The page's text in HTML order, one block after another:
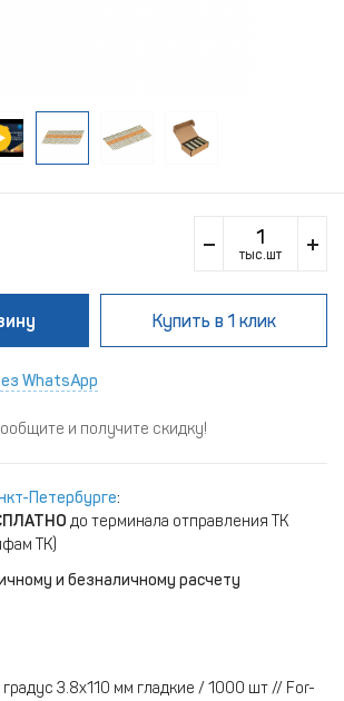
тыс.шт
Купить в 1 клик
WhatsApp
и получите скидку!
Петербурге:
до терминала отправления ТК
ТК)
и безналичному расчету
3.8x110 мм гладкие / 1000 шт // For-